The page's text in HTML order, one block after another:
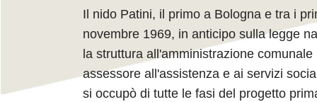
Il nido Patini, il primo a Bologna e tra i
novembre 1969, in anticipo sulla legge
la struttura all'amministrazione
assessore all'assistenza e ai servizi
si occupò di tutte le fasi del progetto